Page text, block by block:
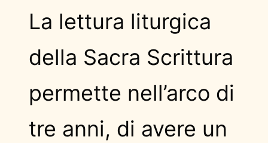
La lettura liturgica
della Sacra Scrittura
permette nell’arco di
tre anni, di avere un